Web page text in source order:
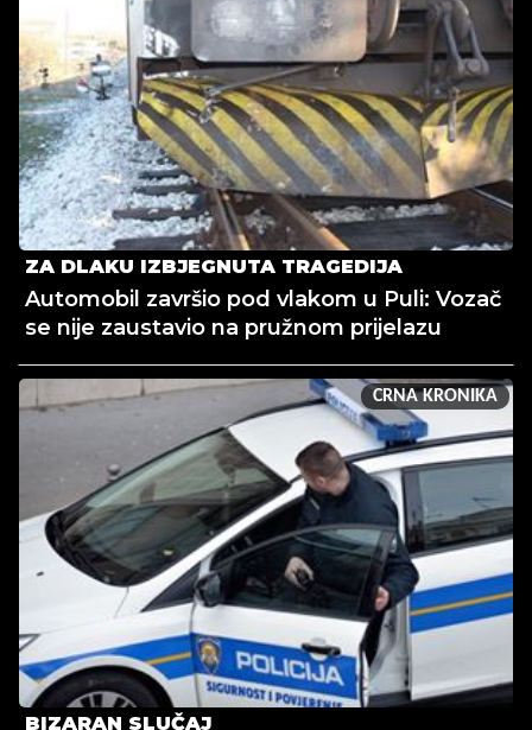
ZA DLAKU IZBJEGNUTA TRAGEDIJA
Automobil završio pod vlakom u Puli: Vozač
se nije zaustavio na pružnom prijelazu
CRNA KRONIKA
BIZARAN SLUČAJ